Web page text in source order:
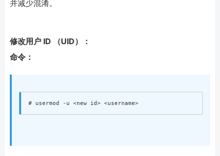
并减少混淆。
修改用户 ID （UID）：
命令：